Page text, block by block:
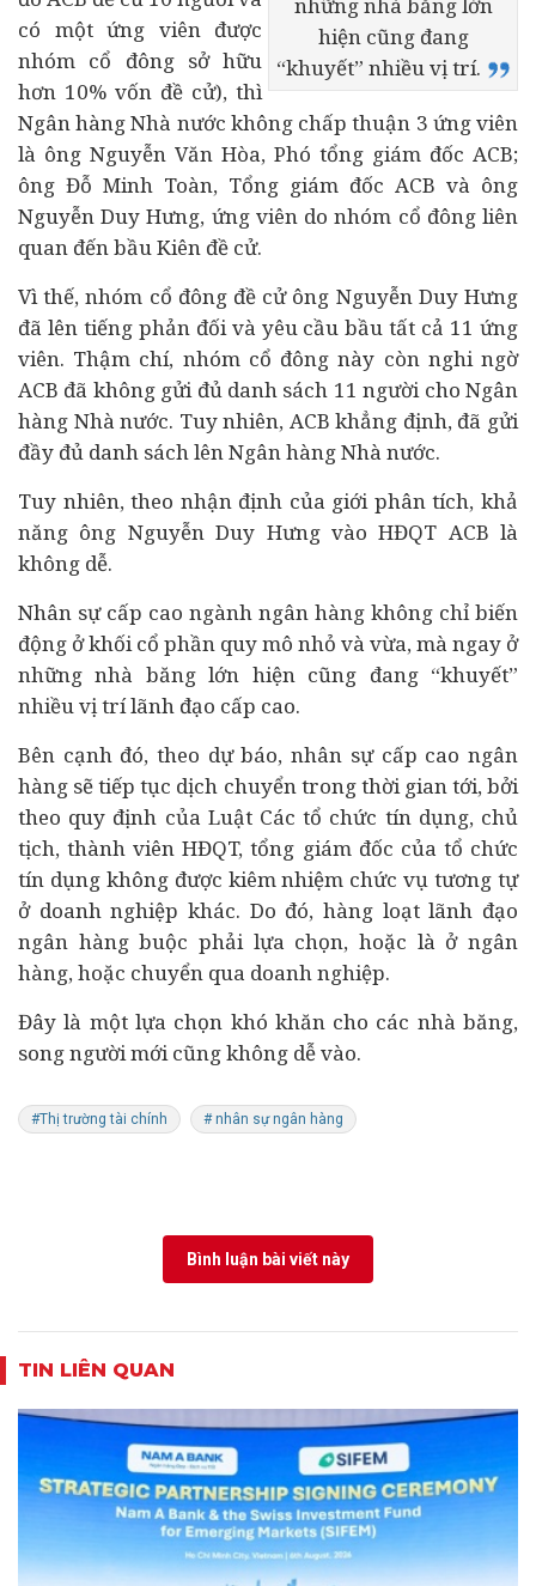
hiện cũng đang
“khuyết” nhiều vị trí.
có một ứng viên được
nhóm cổ đông sở hữu
hơn 10% vốn đề cử), thì
Ngân hàng Nhà nước không chấp thuận 3 ứng viên
là ông Nguyễn Văn Hòa, Phó tổng giám đốc ACB;
ông Đỗ Minh Toàn, Tổng giám đốc ACB và ông
Nguyễn Duy Hưng, ứng viên do nhóm cổ đông liên
quan đến bầu Kiên đề cử.
Vì thế, nhóm cổ đông đề cử ông Nguyễn Duy Hưng
đã lên tiếng phản đối và yêu cầu bầu tất cả 11 ứng
viên. Thậm chí, nhóm cổ đông này còn nghi ngờ
ACB đã không gửi đủ danh sách 11 người cho Ngân
hàng Nhà nước. Tuy nhiên, ACB khẳng định, đã gửi
đầy đủ danh sách lên Ngân hàng Nhà nước.
Tuy nhiên, theo nhận định của giới phân tích, khả
năng ông Nguyễn Duy Hưng vào HĐQT ACB là
không dễ.
Nhân sự cấp cao ngành ngân hàng không chỉ biến
động ở khối cổ phần quy mô nhỏ và vừa, mà ngay ở
những nhà băng lớn hiện cũng đang “khuyết”
nhiều vị trí lãnh đạo cấp cao.
Bên cạnh đó, theo dự báo, nhân sự cấp cao ngân
hàng sẽ tiếp tục dịch chuyển trong thời gian tới, bởi
theo quy định của Luật Các tổ chức tín dụng, chủ
tịch, thành viên HĐQT, tổng giám đốc của tổ chức
tín dụng không được kiêm nhiệm chức vụ tương tự
ở doanh nghiệp khác. Do đó, hàng loạt lãnh đạo
ngân hàng buộc phải lựa chọn, hoặc là ở ngân
hàng, hoặc chuyển qua doanh nghiệp.
Đây là một lựa chọn khó khăn cho các nhà băng,
song người mới cũng không dễ vào.
#Thị trường tài chính # nhân sự ngân hàng
Bình luận bài viết này
TIN LIÊN QUAN